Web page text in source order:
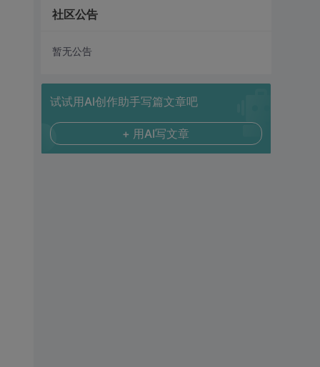
社区公告
暂无公告
试试用AI创作助手写篇文章吧
+ 用AI写文章